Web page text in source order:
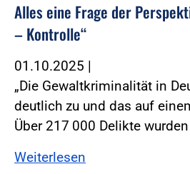
Alles eine Frage der
– Kontrolle“
01.10.2025 |
„Die Gewaltkriminalität in
deutlich zu und das auf
Über 217 000 Delikte
Weiterlesen